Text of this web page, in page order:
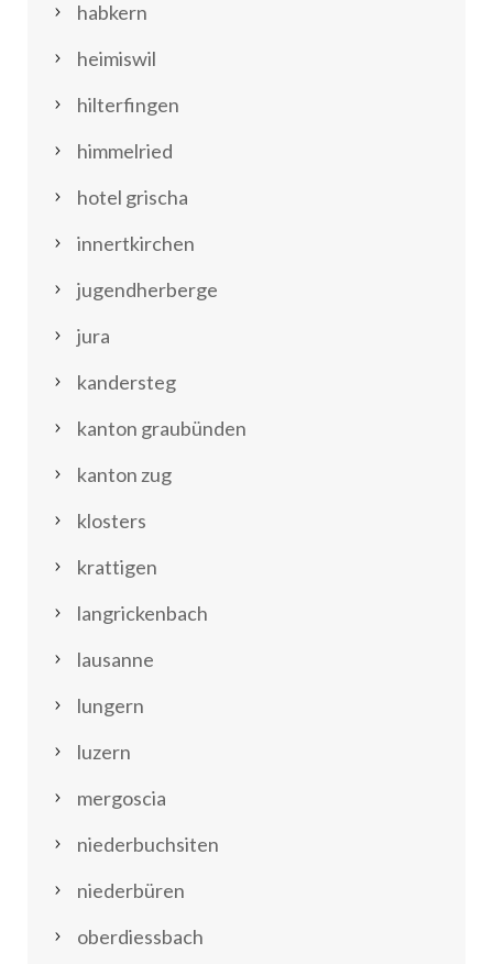
habkern
heimiswil
hilterfingen
himmelried
hotel grischa
innertkirchen
jugendherberge
jura
kandersteg
kanton graubünden
kanton zug
klosters
krattigen
langrickenbach
lausanne
lungern
luzern
mergoscia
niederbuchsiten
niederbüren
oberdiessbach